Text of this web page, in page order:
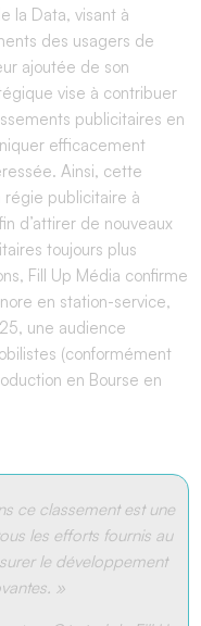
la Data, visant à
des usagers de
ajoutée de son
vise à contribuer
publicitaires en
efficacement
Ainsi, cette
régie publicitaire à
d’attirer de nouveaux
toujours plus
Fill Up Média confirme
en station-service,
une audience
(conformément
en Bourse en
ce classement est une
les efforts fournis au
le développement
»